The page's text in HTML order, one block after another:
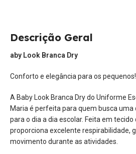
Descrição Geral
aby Look Branca Dry
Conforto e elegância para os pequenos!
A Baby Look Branca Dry do Uniforme
Maria é perfeita para quem busca uma
para o dia a dia escolar. Feita em tecido
proporciona excelente respirabilidade,
movimento durante as atividades.